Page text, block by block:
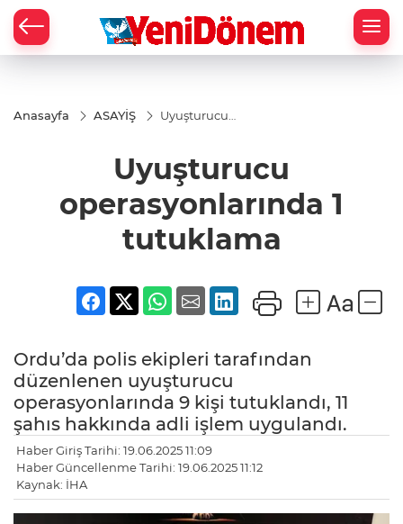
Anasayfa ASAYİŞ
Uyuşturucu
Uyuşturucu
operasyonlarında 1
tutuklama
Ordu’da polis ekipleri tarafından
düzenlenen uyuşturucu
operasyonlarında 9 kişi tutuklandı, 11
şahıs hakkında adli işlem uygulandı.
Haber Giriş Tarihi: 19.06.2025 11:09
Haber Güncellenme Tarihi: 19.06.2025 11:12
Kaynak: İHA